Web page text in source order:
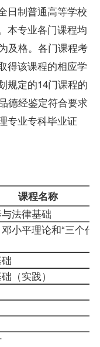
日制普通高等学校
本专业各门课程均
及格。各门课程考
得该课程的相应学
规定的14门课程的
德经鉴定符合要求
专业专科毕业证
课程名称
法律基础
小平理论和“三个代
础（实践）